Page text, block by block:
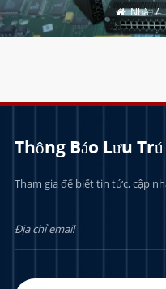
Nhà /
Thông Báo Lưu Trú
Tham gia để biết tin tức, cập